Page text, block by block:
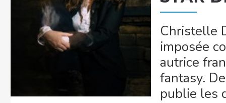
Christelle
imposée
autrice
fantasy.
publie les